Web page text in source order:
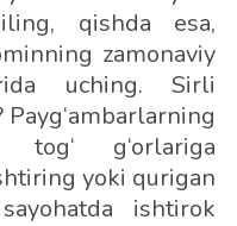
qishda esa,
zamonaviy
uching. Sirli
Payg‘ambarlarning
g‘orlariga
yoki qurigan
ishtirok